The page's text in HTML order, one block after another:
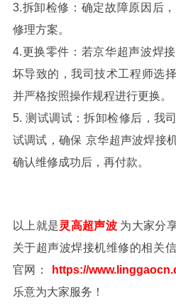
3.拆卸检修：确定故障原因后
修理方案。
4.更换零件：若京华超声波焊
坏导致的，我司技术工程师选
并严格按照操作规程进行更换。
5. 测试调试：拆卸检修后，我
试调试，确保 京华超声波焊接
确认维修成功后，再付款。
以上就是灵高超声波 为大家分
关于超声波焊接机维修的相关
官网：
https://
乐意为大家服务！